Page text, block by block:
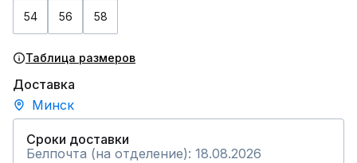
54 56 58
Таблица размеров
Доставка
Минск
Сроки доставки
Белпочта (на отделение): 18.08.2026